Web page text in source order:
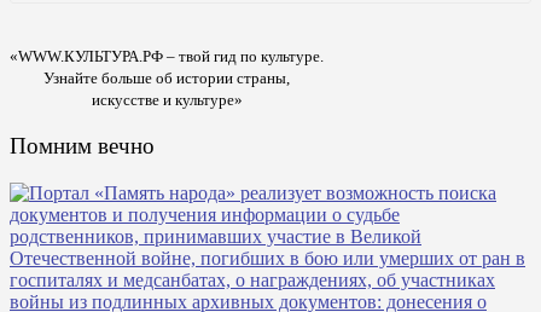
«WWW.КУЛЬТУРА.РФ – твой гид по культуре.
Узнайте больше об истории страны,
искусстве и культуре»
Помним вечно